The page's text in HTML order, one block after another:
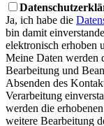
Ja, ich habe die
bin damit
elektronisch erhoben
Meine Daten werden
Bearbeitung und
Absenden des
Verarbeitung
werden die
weitere Bearbeitung